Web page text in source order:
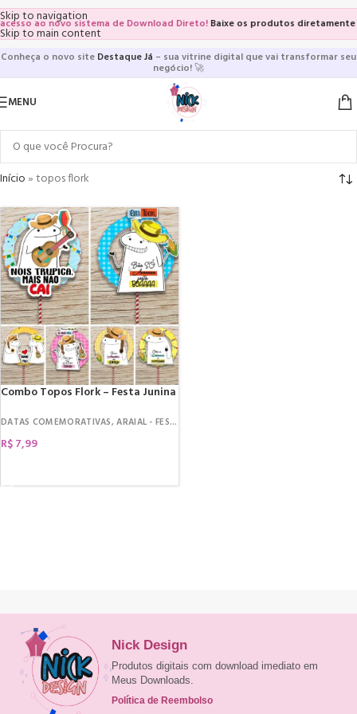
Skip to navigation
Skip to main content
ao novo sistema de Download Direto!Baixe os produtos diretamente
Conheça o novo site Destaque Já – sua vitrine digital que vai transformar seu
negócio!🚀
MENU
Início»topos flork
Combo Topos Flork – Festa Junina
DATAS COMEMORATIVAS,ARAIAL - FESTA JUNINA
R$7,99
Nick Design
Produtos digitais com download imediato em
Meus Downloads.
Política de Reembolso